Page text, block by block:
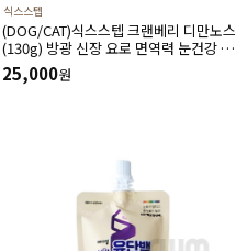
식스스텝
(DOG/CAT)식스스텝 크랜베리 디만노스
(130g) 방광 신장 요로 면역력 눈건강 혈
관건강에 도움 주는 츄어블 타입 영양제
25,000원